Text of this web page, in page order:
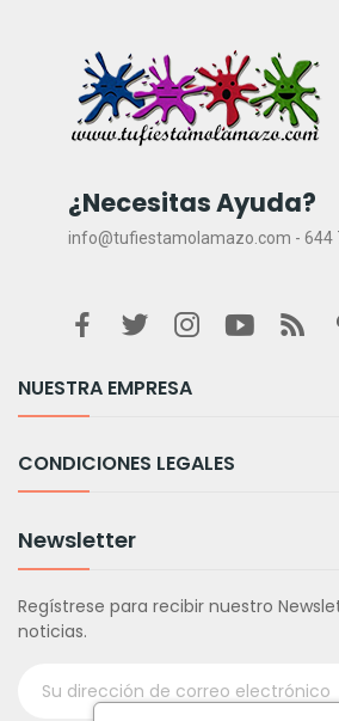
¿Necesitas Ayuda?
info@tufiestamolamazo.com - 644
NUESTRA EMPRESA
CONDICIONES LEGALES
Newsletter
Regístrese para recibir nuestro
noticias.